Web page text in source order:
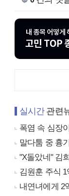
실시간관련
폭염 속 심장
말다툼 중 흉
"X돌았네" 김
김원훈 주식
내연녀에게 2